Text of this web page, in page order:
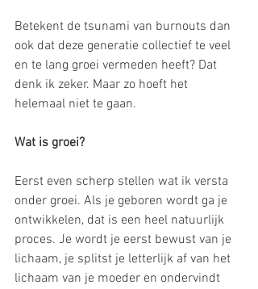
Betekent de tsunami van burnouts dan
ook dat deze generatie collectief te veel
en te lang groei vermeden heeft? Dat
denk ik zeker. Maar zo hoeft het
helemaal niet te gaan.
Wat is groei?
Eerst even scherp stellen wat ik versta
onder groei. Als je geboren wordt ga je
ontwikkelen, dat is een heel natuurlijk
proces. Je wordt je eerst bewust van je
lichaam, je splitst je letterlijk af van het
lichaam van je moeder en ondervindt